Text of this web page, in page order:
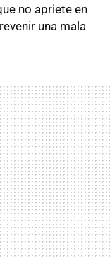
no apriete en
una mala